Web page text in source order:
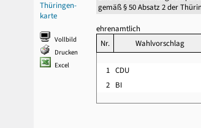
Thüringen-
karte
Vollbild
Drucken
Excel
gemäß § 50 Absatz 2 der
ehrenamtlich
Nr.
Wahlvorschlag
1 CDU
2 BI